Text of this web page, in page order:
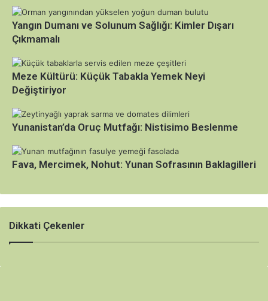
Yangın Dumanı ve Solunum Sağlığı: Kimler Dışarı
Çıkmamalı
Meze Kültürü: Küçük Tabakla Yemek Neyi
Değiştiriyor
Yunanistan’da Oruç Mutfağı: Nistisimo Beslenme
Fava, Mercimek, Nohut: Yunan Sofrasının Baklagilleri
Dikkati Çekenler